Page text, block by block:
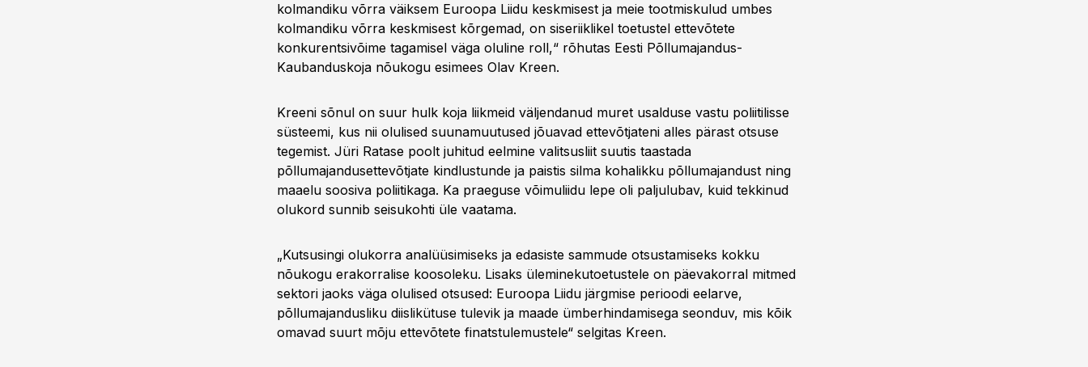
kolmandiku võrra väiksem Euroopa Liidu keskmisest ja meie tootmiskulud umbes
kolmandiku võrra keskmisest kõrgemad, on siseriiklikel toetustel ettevõtete
konkurentsivõime tagamisel väga oluline roll,“ rõhutas Eesti Põllumajandus-
Kaubanduskoja nõukogu esimees Olav Kreen.
Kreeni sõnul on suur hulk koja liikmeid väljendanud muret usalduse vastu poliitilisse
süsteemi, kus nii olulised suunamuutused jõuavad ettevõtjateni alles pärast otsuse
tegemist. Jüri Ratase poolt juhitud eelmine valitsusliit suutis taastada
põllumajandusettevõtjate kindlustunde ja paistis silma kohalikku põllumajandust ning
maaelu soosiva poliitikaga. Ka praeguse võimuliidu lepe oli paljulubav, kuid tekkinud
olukord sunnib seisukohti üle vaatama.
„Kutsusingi olukorra analüüsimiseks ja edasiste sammude otsustamiseks kokku
nõukogu erakorralise koosoleku. Lisaks üleminekutoetustele on päevakorral mitmed
sektori jaoks väga olulised otsused: Euroopa Liidu järgmise perioodi eelarve,
põllumajandusliku diislikütuse tulevik ja maade ümberhindamisega seonduv, mis kõik
omavad suurt mõju ettevõtete finatstulemustele“ selgitas Kreen.